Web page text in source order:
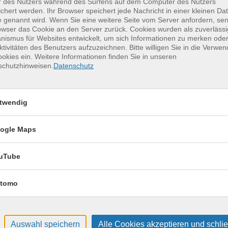
für unvergessliche
17
Aug.
Keramik kennenlernen
werden. Ihr Browser speichert jede Nachricht in einer kleinen
genannt wird. Wenn Sie eine weitere Seite vom Server anfordern,
das Cookie an den Server zurück. Cookies wurden als
für Websites entwickelt, um sich Informationen zu merken
des Benutzers aufzuzeichnen. Bitte willigen Sie in die
ein. Weitere Informationen finden Sie in unseren
Datenschutz
Maps
Auswahl speichern Alle Cookies akzeptieren und